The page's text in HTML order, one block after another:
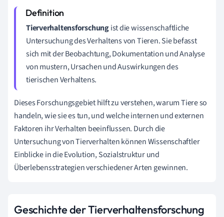
Tierverhaltensforschungist die wissenschaftliche
Untersuchung des Verhaltens von Tieren. Sie befasst
sich mit der Beobachtung, Dokumentation und Analyse
von mustern, Ursachen und Auswirkungen des
tierischen Verhaltens.
Dieses Forschungsgebiet hilft zu verstehen, warum Tiere so
handeln, wie sie es tun, und welche internen und externen
Faktoren ihr Verhalten beeinflussen. Durch die
Untersuchung von Tierverhalten können Wissenschaftler
Einblicke in die Evolution, Sozialstruktur und
Überlebensstrategien verschiedener Arten gewinnen.
Geschichte der Tierverhaltensforschung